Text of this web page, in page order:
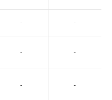
- -
- -
- -